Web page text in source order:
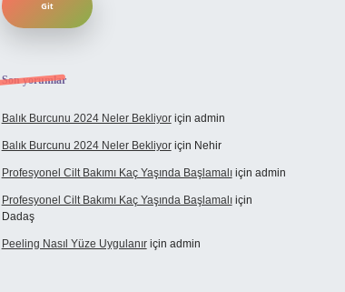
Son yorumlar
Balık Burcunu 2024 Neler Bekliyoriçin admin
Balık Burcunu 2024 Neler Bekliyoriçin Nehir
Profesyonel Cilt Bakımı Kaç Yaşında Başlamalıiçin admin
Profesyonel Cilt Bakımı Kaç Yaşında Başlamalıiçin
Dadaş
Peeling Nasıl Yüze Uygulanıriçin admin